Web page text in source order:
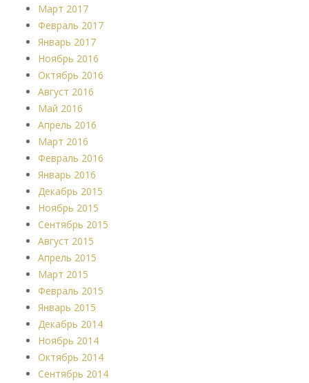
Март 2017
Февраль 2017
Январь 2017
Ноябрь 2016
Октябрь 2016
Август 2016
Май 2016
Апрель 2016
Март 2016
Февраль 2016
Январь 2016
Декабрь 2015
Ноябрь 2015
Сентябрь 2015
Август 2015
Апрель 2015
Март 2015
Февраль 2015
Январь 2015
Декабрь 2014
Ноябрь 2014
Октябрь 2014
Сентябрь 2014